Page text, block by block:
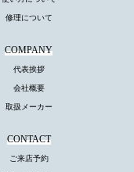
修理について
COMPANY
代表挨拶
会社概要
取扱メーカー
CONTACT
ご来店予約